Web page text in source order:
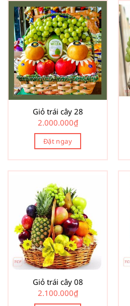
Giỏ trái cây 28
2.000.000₫
Đặt ngay
Giỏ trái cây 08
2.100.000₫